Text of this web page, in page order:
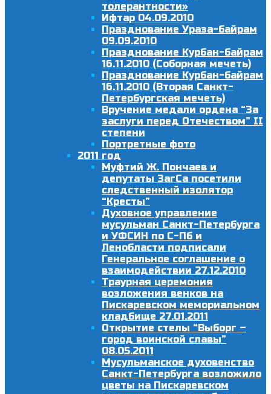
толерантности»
Ифтар 04.09.2010
Празднование Ураза-байрам
09.09.2010
Празднование Курбан-байрам
16.11.2010 (Соборная мечеть)
Празднование Курбан-байрам
16.11.2010 (Вторая Санкт-
Петербургская мечеть)
Вручение медали ордена “За
заслуги перед Отечеством” II
степени
Портретные фото
2011 год
Муфтий Ж. Пончаев и
депутаты ЗагСа посетили
следственный изолятор
“Кресты”
Духовное управление
мусульман Санкт-Петербурга
и УФСИН по С-Пб и
Ленобласти подписали
Генеральное соглашение о
взаимодействии 27.12.2010
Траурная церемония
возложения венков на
Пискаревском мемориальном
кладбище 27.01.2011
Открытие стелы “Выборг –
город воинской славы”
08.05.2011
Мусульманское духовенство
Санкт-Петербурга возложило
цветы на Пискаревском